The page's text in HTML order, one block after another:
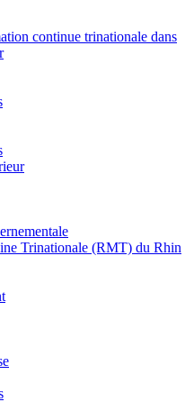
continue trinationale dans
Trinationale (RMT) du Rhin